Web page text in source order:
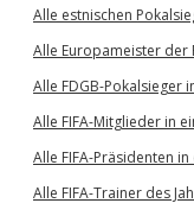
Alle estnischen
Alle Europameister der
Alle FDGB-Pokalsieger
Alle FIFA-Mitglieder in
Alle FIFA-Präsidenten
Alle FIFA-Trainer des